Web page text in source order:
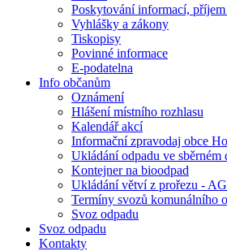
Poskytování informací,
Vyhlášky a zákony
Tiskopisy
Povinné informace
E-podatelna
Info občanům
Oznámení
Hlášení místního rozhlasu
Kalendář akcí
Informační zpravodaj obce
Ukládání odpadu ve sběrném
Kontejner na bioodpad
Ukládání větví z prořezu -
Termíny svozů komunálního
Svoz odpadu
Svoz odpadu
Kontakty